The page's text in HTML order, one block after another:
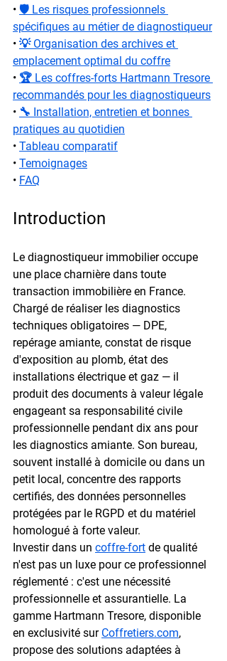
• 🛡️ Les risques professionnels
spécifiques au métier de diagnostiqueur
• 💡 Organisation des archives et
emplacement optimal du coffre
• 🏆 Les coffres-forts Hartmann Tresore
recommandés pour les diagnostiqueurs
• 🔧 Installation, entretien et bonnes
pratiques au quotidien
• Tableau comparatif
• Temoignages
• FAQ
Introduction
Le diagnostiqueur immobilier occupe
une place charnière dans toute
transaction immobilière en France.
Chargé de réaliser les diagnostics
techniques obligatoires — DPE,
repérage amiante, constat de risque
d'exposition au plomb, état des
installations électrique et gaz — il
produit des documents à valeur légale
engageant sa responsabilité civile
professionnelle pendant dix ans pour
les diagnostics amiante. Son bureau,
souvent installé à domicile ou dans un
petit local, concentre des rapports
certifiés, des données personnelles
protégées par le RGPD et du matériel
homologué à forte valeur.
Investir dans un coffre-fort de qualité
n'est pas un luxe pour ce professionnel
réglementé : c'est une nécessité
professionnelle et assurantielle. La
gamme Hartmann Tresore, disponible
en exclusivité sur Coffretiers.com,
propose des solutions adaptées à